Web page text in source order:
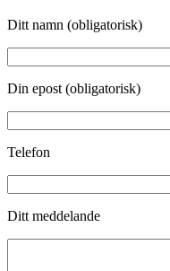
Ditt namn (obligatorisk)
Din epost (obligatorisk)
Telefon
Ditt meddelande